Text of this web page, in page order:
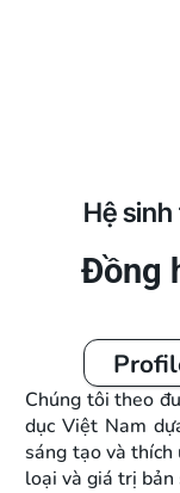
Hệ
Đồng
Chúng tôi theo
dục Việt Nam
sáng tạo và
loại và giá trị bản